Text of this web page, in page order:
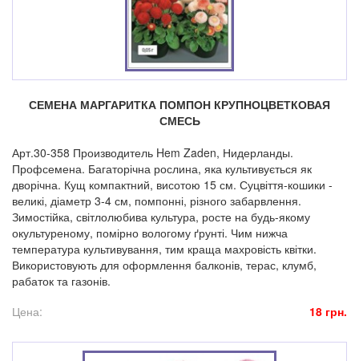
СЕМЕНА МАРГАРИТКА ПОМПОН КРУПНОЦВЕТКОВАЯ
СМЕСЬ
Арт.30-358 Производитель Hem Zaden, Нидерланды.
Профсемена. Багаторічна рослина, яка культивується як
дворічна. Кущ компактний, висотою 15 см. Суцвіття-кошики -
великі, діаметр 3-4 см, помпонні, різного забарвлення.
Зимостійка, світлолюбива культура, росте на будь-якому
окультуреному, помірно вологому ґрунті. Чим нижча
температура культивування, тим краща махровість квітки.
Використовують для оформлення балконів, терас, клумб,
рабаток та газонів.
Цена:
18 грн.